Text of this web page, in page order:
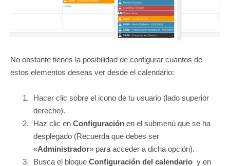
No obstante tienes la posibilidad de configurar cuantos de
estos elementos deseas ver desde el calendario:
Hacer clic sobre el icono de tu usuario (lado superior
derecho).
Haz clic en Configuración en el submenú que se ha
desplegado (Recuerda que debes ser
«Administrador» para acceder a dicha opción).
Busca el bloque Configuración del calendario y en